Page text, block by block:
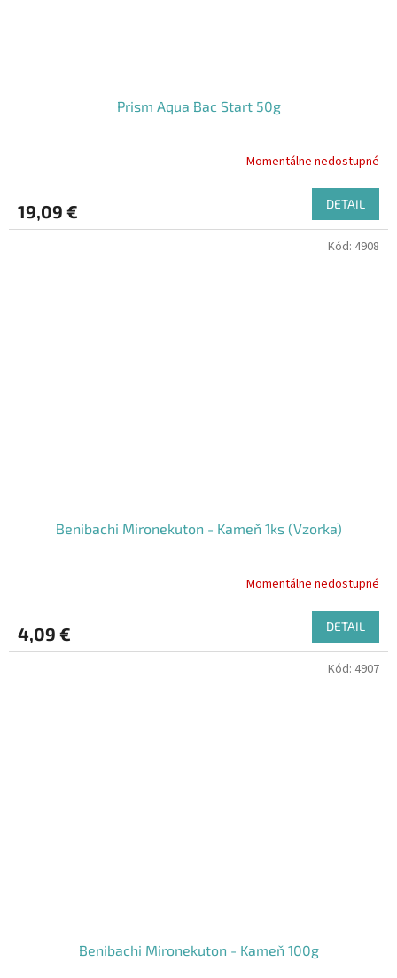
Prism Aqua Bac Start 50g
Momentálne nedostupné
19,09 € DETAIL
Benibachi Mironekuton - Kameň 1ks (Vzorka)
Momentálne nedostupné
4,09 € DETAIL
Kód: 4908
Benibachi Mironekuton - Kameň 100g
Kód: 4907